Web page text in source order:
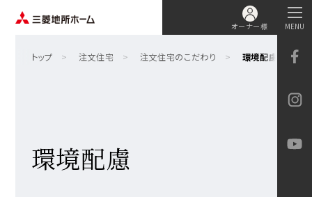
オーナー様 MENU
トップ 注文住宅 注文住宅のこだわり 環境配慮
環境配慮